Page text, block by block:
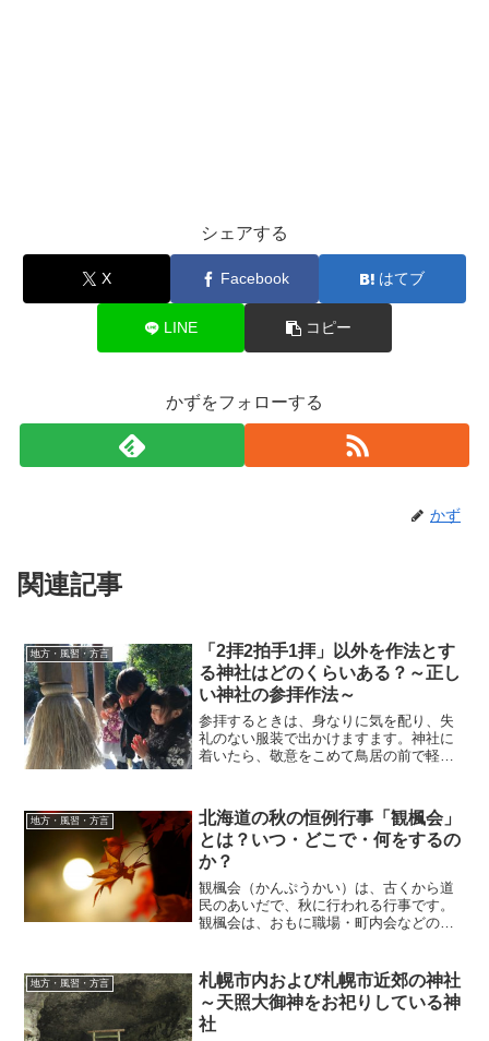
シェアする
X Facebook はてブ
LINE コピー
かずをフォローする
かず
関連記事
地方・風習・方言
「2拝2拍手1拝」以外を作法とす
る神社はどのくらいある？～正し
い神社の参拝作法～
参拝するときは、身なりに気を配り、失
礼のない服装で出かけますます。神社に
着いたら、敬意をこめて鳥居の前で軽く1
らい）ます。拝殿で前で軽く1礼し、神前
に進み、鈴を鳴らし、...
地方・風習・方言
北海道の秋の恒例行事「観楓会」
とは？いつ・どこで・何をするの
か？
観楓会（かんぷうかい）は、古くから道
民のあいだで、秋に行われる行事です。
観楓会は、おもに職場・町内会などの組
「美しい紅葉を楽しみ」つつ宴会をする
ことで親睦を深める目的...
地方・風習・方言
札幌市内および札幌市近郊の神社
～天照大御神をお祀りしている神
社